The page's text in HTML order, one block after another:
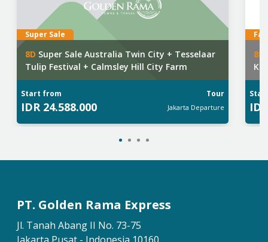
Super Sale
8D Super Sale Australia Twin City + Tesselaar
Tulip Festival + Calmsley Hill City Farm
Start from Tour
IDR 24.588.000 Jakarta Departure
8D
PT. Golden Rama Express
Jl. Tanah Abang II No. 73-75